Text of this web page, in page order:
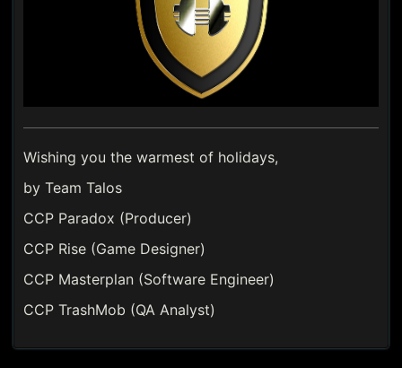
Wishing you the warmest of holidays,
by Team Talos
CCP Paradox (Producer)
CCP Rise (Game Designer)
CCP Masterplan (Software Engineer)
CCP TrashMob (QA Analyst)